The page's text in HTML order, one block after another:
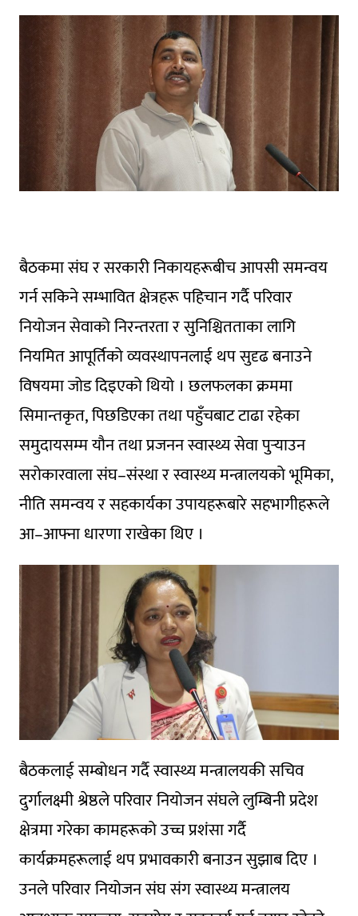
बैठकमा संघ र सरकारी निकायहरूबीच आपसी समन्वय
गर्न सकिने सम्भावित क्षेत्रहरू पहिचान गर्दै परिवार
नियोजन सेवाको निरन्तरता र सुनिश्चितताका लागि
नियमित आपूर्तिको व्यवस्थापनलाई थप सुदृढ बनाउने
विषयमा जोड दिइएको थियो । छलफलका क्रममा
सिमान्तकृत, पिछडिएका तथा पहुँचबाट टाढा रहेका
समुदायसम्म यौन तथा प्रजनन स्वास्थ्य सेवा पुर्‍याउन
सरोकारवाला संघ–संस्था र स्वास्थ्य मन्त्रालयको भूमिका,
नीति समन्वय र सहकार्यका उपायहरूबारे सहभागीहरूले
आ–आफ्ना धारणा राखेका थिए ।
बैठकलाई सम्बोधन गर्दै स्वास्थ्य मन्त्रालयकी सचिव
दुर्गालक्ष्मी श्रेष्ठले परिवार नियोजन संघले लुम्बिनी प्रदेश
क्षेत्रमा गरेका कामहरूको उच्च प्रशंसा गर्दै
कार्यक्रमहरूलाई थप प्रभावकारी बनाउन सुझाब दिए ।
उनले परिवार नियोजन संघ संग स्वास्थ्य मन्त्रालय